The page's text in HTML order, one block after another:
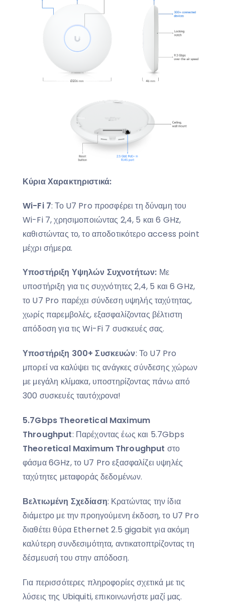
Κύρια Χαρακτηριστικά:
Wi-Fi 7: Το U7 Pro προσφέρει τη δύναμη του
Wi-Fi 7, χρησιμοποιώντας 2,4, 5 και 6 GHz,
καθιστώντας το, το αποδοτικότερο access point
μέχρι σήμερα.
Υποστήριξη Υψηλών Συχνοτήτων: Με
υποστήριξη για τις συχνότητες 2,4, 5 και 6 GHz,
το U7 Pro παρέχει σύνδεση υψηλής ταχύτητας,
χωρίς παρεμβολές, εξασφαλίζοντας βέλτιστη
απόδοση για τις Wi-Fi 7 συσκευές σας.
Υποστήριξη 300+ Συσκευών: Το U7 Pro
μπορεί να καλύψει τις ανάγκες σύνδεσης χώρων
με μεγάλη κλίμακα, υποστηρίζοντας πάνω από
300 συσκευές ταυτόχρονα!
5.7Gbps Theoretical Maximum
Throughput: Παρέχοντας έως και 5.7Gbps
Theoretical Maximum Throughput στο
φάσμα 6GHz, το U7 Pro εξασφαλίζει υψηλές
ταχύτητες μεταφοράς δεδομένων.
Βελτιωμένη Σχεδίαση: Κρατώντας την ίδια
διάμετρο με την προηγούμενη έκδοση, το U7 Pro
διαθέτει θύρα Ethernet 2.5 gigabit για ακόμη
καλύτερη συνδεσιμότητα, αντικατοπτρίζοντας τη
δέσμευσή του στην απόδοση.
Για περισσότερες πληροφορίες σχετικά με τις
λύσεις της Ubiquiti, επικοινωνήστε μαζί μας.